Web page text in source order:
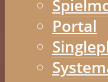
Portal